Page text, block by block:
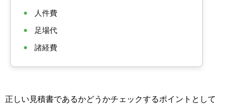
● 人件費
● 足場代
● 諸経費
正しい見積書であるかどうかチェックするポイントとして